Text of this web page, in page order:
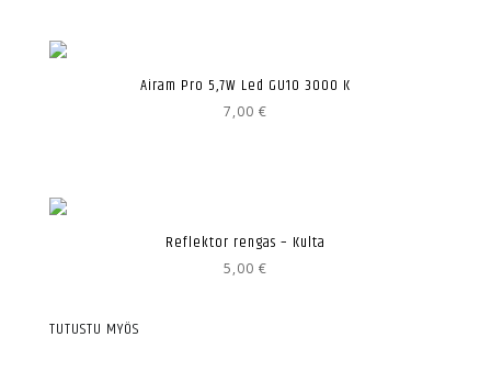
Airam Pro 5,7W Led GU10 3000 K
7,00 €
Reflektor rengas – Kulta
5,00 €
TUTUSTU MYÖS